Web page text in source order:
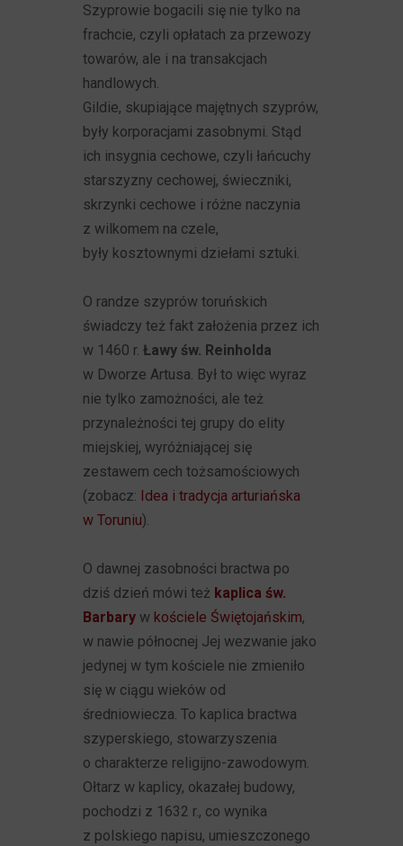
Szyprowie bogacili się nie tylko na
frachcie, czyli opłatach za przewozy
towarów, ale i na transakcjach
handlowych.
Gildie, skupiające majętnych szyprów,
były korporacjami zasobnymi. Stąd
ich insygnia cechowe, czyli łańcuchy
starszyzny cechowej, świeczniki,
skrzynki cechowe i różne naczynia
z wilkomem na czele,
były kosztownymi dziełami sztuki.
O randze szyprów toruńskich
świadczy też fakt założenia przez ich
w 1460 r.Ławy św. Reinholda
w Dworze Artusa. Był to więc wyraz
nie tylko zamożności, ale też
przynależności tej grupy do elity
miejskiej, wyróżniającej się
zestawem cech tożsamościowych
(zobacz: Idea i tradycja arturiańska
w Toruniu).
O dawnej zasobności bractwa po
dziś dzień mówi też kaplica św.
Barbary w kościele Świętojańskim,
w nawie północnej Jej wezwanie jako
jedynej w tym kościele nie zmieniło
się w ciągu wieków od
średniowiecza. To kaplica bractwa
szyperskiego, stowarzyszenia
o charakterze religijno-zawodowym.
Ołtarz w kaplicy, okazałej budowy,
pochodzi z 1632 r., co wynika
z polskiego napisu, umieszczonego